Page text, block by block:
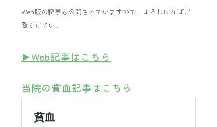
Web版の記事も公開されていますので、よろしければご
覧ください。
▶Web記事はこちら
当院の貧血記事はこちら